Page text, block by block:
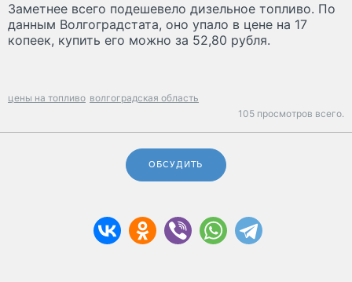
Заметнее всего подешевело дизельное топливо. По
данным Волгоградстата, оно упало в цене на 17
копеек, купить его можно за 52,80 рубля.
цены на топливо волгоградская область
105 просмотров всего.
ОБСУДИТЬ